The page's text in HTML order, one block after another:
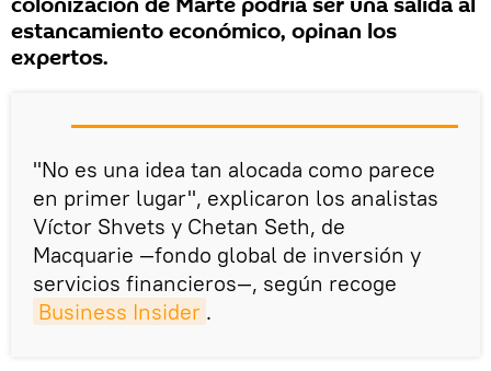
estancamiento económico, opinan los
expertos.
"No es una idea tan alocada como parece
en primer lugar", explicaron los analistas
Víctor Shvets y Chetan Seth, de
Macquarie —fondo global de inversión y
servicios financieros—, según recoge
Business Insider .